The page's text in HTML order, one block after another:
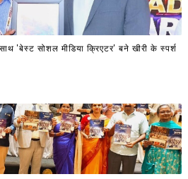
'बेस्ट सोशल मीडिया क्रिएटर' बने खीरी के स्पर्श